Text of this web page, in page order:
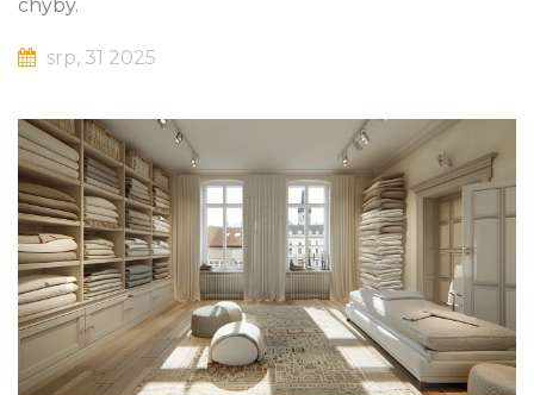
chyby.
srp, 31 2025